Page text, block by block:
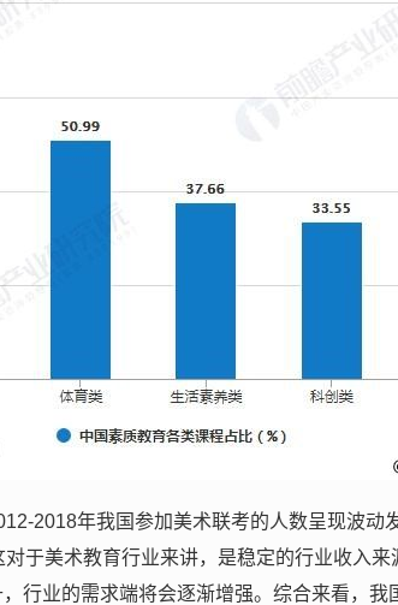
2018年我国参加美术联考的人数呈现波动
于美术教育行业来讲，是稳定的行业收入
行业的需求端将会逐渐增强。综合来看，我